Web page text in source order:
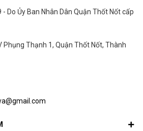
- Do Ủy Ban Nhân Dân Quận Thốt Nốt cấp
Phụng Thạnh 1, Quận Thốt Nốt, Thành